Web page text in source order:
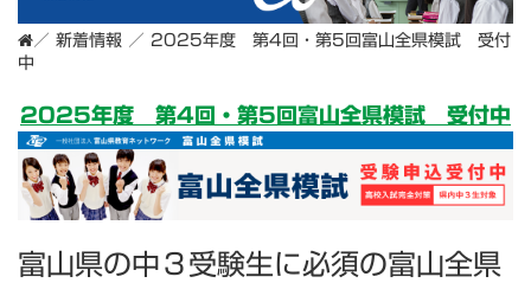
／ 新着情報 ／ 2025年度 第4回・第5回富山全県模試 受付
中
2025年度 第4回・第5回富山全県模試 受付中
富山県の中３受験生に必須の富山全県